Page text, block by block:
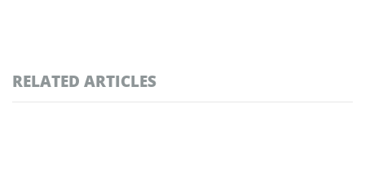
RELATED ARTICLES